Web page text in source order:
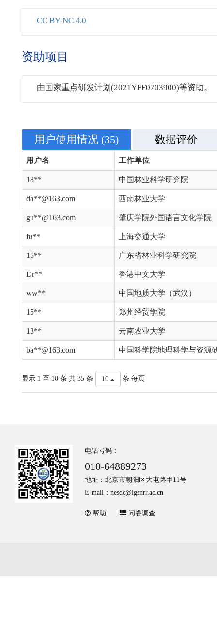
CC BY-NC 4.0
资助项目
由国家重点研发计划(2021YFF0703900)等资助。
用户使用情况 (35) 数据评价
用户名 工作单位
18** 中国林业科学研究院
da**@163.com 西南林业大学
gu**@163.com 肇庆学院外国语言文化学院
fu** 上海交通大学
15** 广东省林业科学研究院
Dr** 香港中文大学
ww** 中国地质大学（武汉）
15** 郑州经贸学院
13** 云南农业大学
ba**@163.com 中国科学院地理科学与资源
显示 1 至 10 条 共 35 条 10 条 每页
电话号码：
010-64889273
地址：北京市朝阳区大屯路甲11号
E-mail：nesdc@igsnrr.ac.cn
帮助 问卷调查